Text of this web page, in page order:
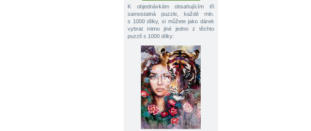
K objednávkám obsahujícím tři
samostatná puzzle, každé min.
s 1000 dílky, si můžete jako dárek
vybrat mimo jiné jedno z těchto
puzzlí s 1000 dílky: